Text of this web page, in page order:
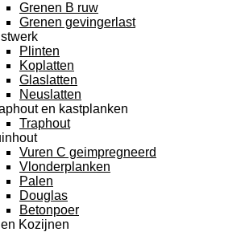
Grenen B ruw
Grenen gevingerlast
Plinten
Koplatten
Glaslatten
Neuslatten
en kastplanken
Traphout
Vuren C geimpregneerd
Vlonderplanken
Palen
Douglas
Betonpoer
Kozijnen